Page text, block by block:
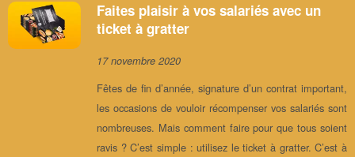
Faites plaisir à vos salariés avec un
ticket à gratter
17 novembre 2020
Fêtes de fin d’année, signature d’un contrat important,
les occasions de vouloir récompenser vos salariés sont
nombreuses. Mais comment faire pour que tous soient
ravis ? C’est simple : utilisez le ticket à gratter. C’est à